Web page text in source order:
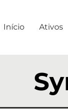
Início Ativos